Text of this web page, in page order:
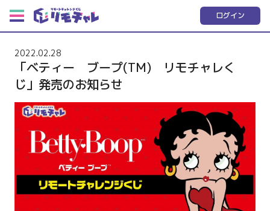
ログイン
2022.02.28
「ベティー ブープ(TM) リモチャレく
じ」発売のお知らせ